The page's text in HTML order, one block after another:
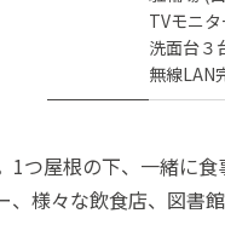
TVモニ
洗面台３
無線LAN
つ屋根の下、一緒に
様々な飲食店、図書